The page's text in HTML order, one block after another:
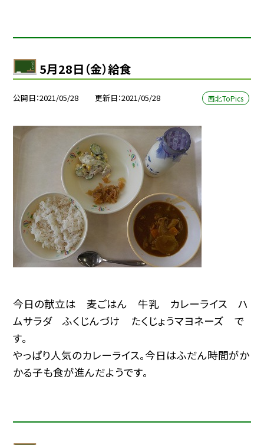
5月28日（金）給食
公開日 2021/05/28 更新日 2021/05/28 西北ToPics
今日の献立は 麦ごはん 牛乳 カレーライス ハ
ムサラダ ふくじんづけ たくじょうマヨネーズ で
す。
やっぱり人気のカレーライス。今日はふだん時間がか
かる子も食が進んだようです。